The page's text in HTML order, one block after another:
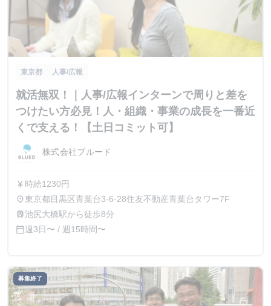
東京都 人事/広報
就活無双！｜人事/広報インターンで周りと差を
つけたい方必見！人・組織・事業の成長を一番近
くで支える！【土日コミット可】
株式会社ブルード
currency_yen 時給1230円
place東京都目黒区青葉台3-6-28住友不動産青葉台タワー7F
train池尻大橋駅から徒歩8分
calendar_today週3日〜 / 週15時間〜
募集終了